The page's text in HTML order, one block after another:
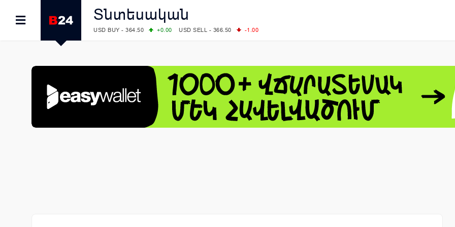
Տնտեսական
USD BUY - 364.50 +0.00 USD SELL - 366.50
-1.00
COMEX: PLATINUM - 1765.90
LME: ALUMINIUM - 3184.00
-0.27 COPPER - 13791.00
-0.12
LME: NICKEL - 17249.00
+0.09 TIN - 55268.00
+2.50
LME: LEAD - 1877.50
-1.00 ZINC - 3643.00
+1.43
FOREX: USD/JPY - 157.68
+0.12 EUR/GBP - 1.1548
+0.11
FOREX: EUR/USD - 1.1548
+0.11 GBP/USD - 1.3459
+0.04